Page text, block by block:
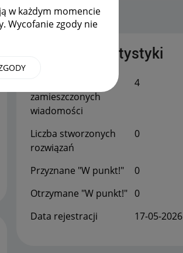
w każdym momencie
Wycofanie zgody nie
Publiczne statystyki
zamieszczonych
wiadomości
4
Liczba stworzonych
rozwiązań
0
Przyznane "W punkt!"
0
Otrzymane "W punkt!" 0
Data rejestracji
‎17-05-2026